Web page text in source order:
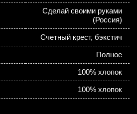
Сделай своими руками
(Россия)
Счетный крест, бэкстич
Полное
100% хлопок
100% хлопок